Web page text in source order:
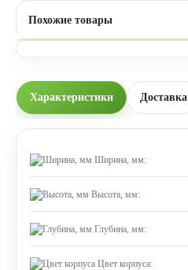
Похожие товары
Характеристики Доставка
Ширина, мм:
Высота, мм:
Глубина, мм:
Цвет корпуса: